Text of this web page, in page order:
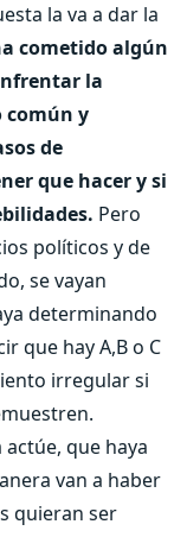
la va a dar la
cometido algún
la
común y
de
que hacer y si
Pero
políticos y de
se vayan
determinando
que hay A,B o C
irregular si
que haya
van a haber
quieran ser